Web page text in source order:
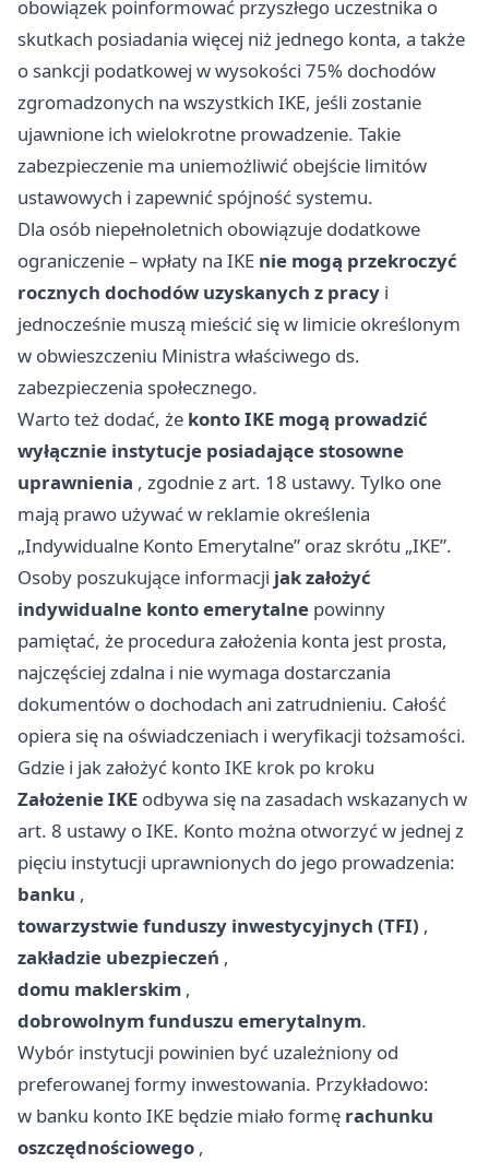
obowiązek poinformować przyszłego uczestnika o
skutkach posiadania więcej niż jednego konta, a także
o sankcji podatkowej w wysokości 75% dochodów
zgromadzonych na wszystkich IKE, jeśli zostanie
ujawnione ich wielokrotne prowadzenie. Takie
zabezpieczenie ma uniemożliwić obejście limitów
ustawowych i zapewnić spójność systemu.
Dla osób niepełnoletnich obowiązuje dodatkowe
ograniczenie – wpłaty na IKE nie mogą przekroczyć
rocznych dochodów uzyskanych z pracy i
jednocześnie muszą mieścić się w limicie określonym
w obwieszczeniu Ministra właściwego ds.
zabezpieczenia społecznego.
Warto też dodać, że konto IKE mogą prowadzić
wyłącznie instytucje posiadające stosowne
uprawnienia , zgodnie z art. 18 ustawy. Tylko one
mają prawo używać w reklamie określenia
„Indywidualne Konto Emerytalne” oraz skrótu „IKE”.
Osoby poszukujące informacji jak założyć
indywidualne konto emerytalne powinny
pamiętać, że procedura założenia konta jest prosta,
najczęściej zdalna i nie wymaga dostarczania
dokumentów o dochodach ani zatrudnieniu. Całość
opiera się na oświadczeniach i weryfikacji tożsamości.
Gdzie i jak założyć konto IKE krok po kroku
Założenie IKE odbywa się na zasadach wskazanych w
art. 8 ustawy o IKE. Konto można otworzyć w jednej z
pięciu instytucji uprawnionych do jego prowadzenia:
banku ,
towarzystwie funduszy inwestycyjnych (TFI) ,
zakładzie ubezpieczeń ,
domu maklerskim ,
dobrowolnym funduszu emerytalnym.
Wybór instytucji powinien być uzależniony od
preferowanej formy inwestowania. Przykładowo:
w banku konto IKE będzie miało formę rachunku
oszczędnościowego ,